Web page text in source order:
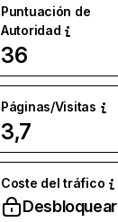
Puntuación de
Autoridad
36
Páginas/Visitas
3,7
Coste del tráfico
Desbloquear